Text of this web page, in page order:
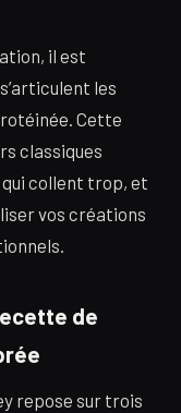
il est
les
Cette
classiques
collent trop, et
vos créations
de
repose sur trois